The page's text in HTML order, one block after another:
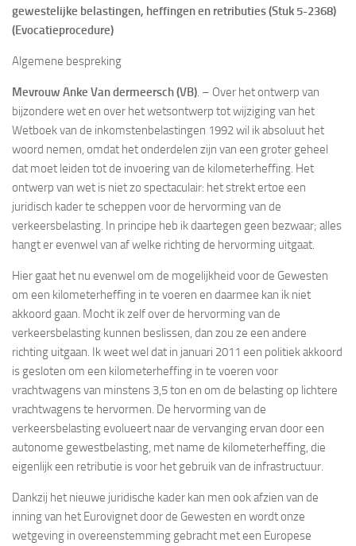
gewestelijke belastingen, heffingen en retributies (Stuk 5-2368)
(Evocatieprocedure)
Algemene bespreking
Mevrouw Anke Van dermeersch (VB). – Over het ontwerp van
bijzondere wet en over het wetsontwerp tot wijziging van het
Wetboek van de inkomstenbelastingen 1992 wil ik absoluut het
woord nemen, omdat het onderdelen zijn van een groter geheel
dat moet leiden tot de invoering van de kilometerheffing. Het
ontwerp van wet is niet zo spectaculair: het strekt ertoe een
juridisch kader te scheppen voor de hervorming van de
verkeersbelasting. In principe heb ik daartegen geen bezwaar; alles
hangt er evenwel van af welke richting de hervorming uitgaat.
Hier gaat het nu evenwel om de mogelijkheid voor de Gewesten
om een kilometerheffing in te voeren en daarmee kan ik niet
akkoord gaan. Mocht ik zelf over de hervorming van de
verkeersbelasting kunnen beslissen, dan zou ze een andere
richting uitgaan. Ik weet wel dat in januari 2011 een politiek akkoord
is gesloten om een kilometerheffing in te voeren voor
vrachtwagens van minstens 3,5 ton en om de belasting op lichtere
vrachtwagens te hervormen. De hervorming van de
verkeersbelasting evolueert naar de vervanging ervan door een
autonome gewestbelasting, met name de kilometerheffing, die
eigenlijk een retributie is voor het gebruik van de infrastructuur.
Dankzij het nieuwe juridische kader kan men ook afzien van de
inning van het Eurovignet door de Gewesten en wordt onze
wetgeving in overeenstemming gebracht met een Europese